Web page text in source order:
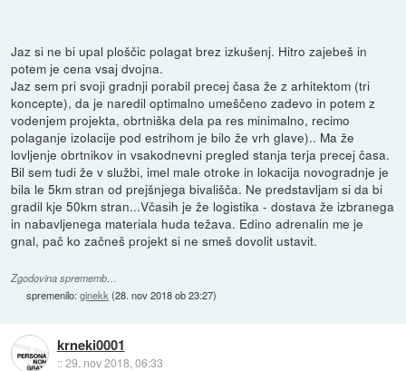
Jaz si ne bi upal ploščic polagat brez izkušenj. Hitro zajebeš in
potem je cena vsaj dvojna.
Jaz sem pri svoji gradnji porabil precej časa že z arhitektom (tri
koncepte), da je naredil optimalno umeščeno zadevo in potem z
vodenjem projekta, obrtniška dela pa res minimalno, recimo
polaganje izolacije pod estrihom je bilo že vrh glave).. Ma že
lovljenje obrtnikov in vsakodnevni pregled stanja terja precej časa.
Bil sem tudi že v službi, imel male otroke in lokacija novogradnje je
bila le 5km stran od prejšnjega bivališča. Ne predstavljam si da bi
gradil kje 50km stran...Včasih je že logistika - dostava že izbranega
in nabavljenega materiala huda težava. Edino adrenalin me je
gnal, pač ko začneš projekt si ne smeš dovolit ustavit.
Zgodovina sprememb…
spremenilo:ginekk(28. nov 2018 ob 23:27)
krneki0001
::29. nov 2018, 06:33